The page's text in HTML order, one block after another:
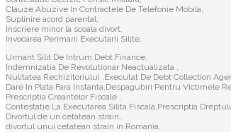
Clauze Abuzive In Contractele De Telefonie Mobila,
Suplinire acord parental,
Inscriere minor la scoala divort,
Invocarea Perimarii Executarii Silite,
Urmarit Silit De Intrum Debt Finance,
Indemnizatia De Revolutionar Neactualizata ,
Nulitatea Rechizitoriului ,Executat De Debt Collection
Dare In Plata Fara Instanta,Despagubiri Pentru Victimele
Prescriptia Creantelor Fiscale ,
Contestatie La Executarea Silita Fiscala,Prescriptia
Divortul de un cetatean strain,
divortul unui cetatean strain in Romania,